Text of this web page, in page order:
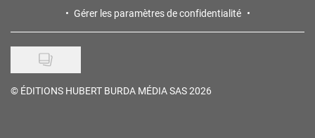
Gérer les paramètres de confidentialité
© ÉDITIONS HUBERT BURDA MÉDIA SAS 2026